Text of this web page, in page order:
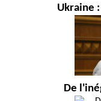
Ukraine
De